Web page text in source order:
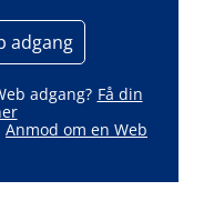
adgang
adgang? Få din
Anmod om en Web